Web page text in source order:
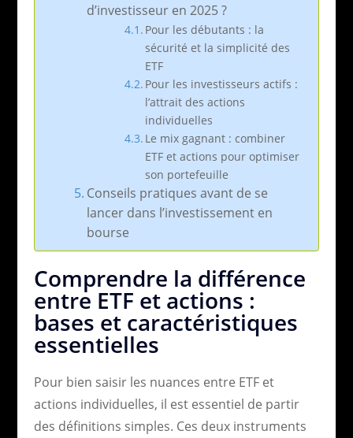
d’investisseur en 2025 ?
Pour les débutants : la
sécurité et la simplicité des
ETF
Pour les investisseurs actifs :
l’attrait des actions
individuelles
Le mix gagnant : combiner
ETF et actions pour optimiser
son portefeuille
Conseils pratiques avant de se
lancer dans l’investissement en
bourse
Comprendre la différence
entre ETF et actions :
bases et caractéristiques
essentielles
Pour bien saisir les nuances entre ETF et
actions individuelles, il est essentiel de partir
des définitions simples. Ces deux instruments